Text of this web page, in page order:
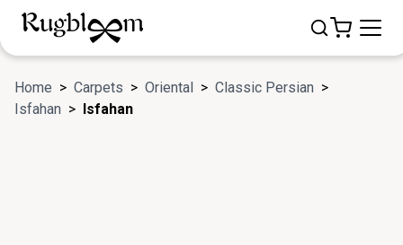
Home > Carpets > Oriental > Classic Persian >
Isfahan > Isfahan